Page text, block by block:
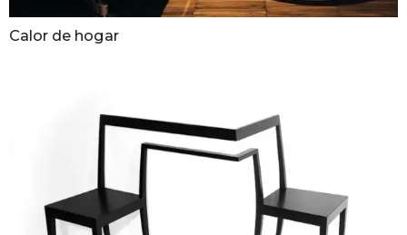
Calor de hogar